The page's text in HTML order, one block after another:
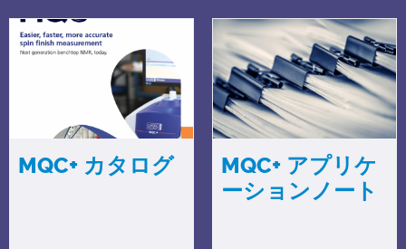
MQC+ カタログ
MQC+ アプリケ
ーションノート